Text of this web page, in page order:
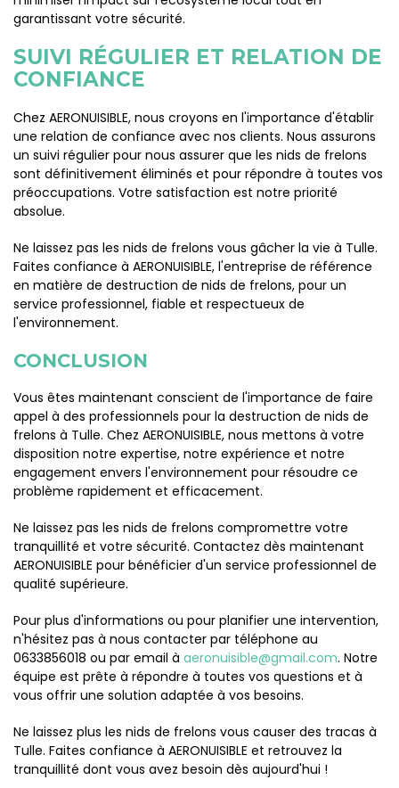
garantissant votre sécurité.
SUIVI RÉGULIER ET RELATION DE
CONFIANCE
Chez AERONUISIBLE, nous croyons en l'importance d'établir
une relation de confiance avec nos clients. Nous assurons
un suivi régulier pour nous assurer que les nids de frelons
sont définitivement éliminés et pour répondre à toutes vos
préoccupations. Votre satisfaction est notre priorité
absolue.
Ne laissez pas les nids de frelons vous gâcher la vie à Tulle.
Faites confiance à AERONUISIBLE, l'entreprise de référence
en matière de destruction de nids de frelons, pour un
service professionnel, fiable et respectueux de
l'environnement.
CONCLUSION
Vous êtes maintenant conscient de l'importance de faire
appel à des professionnels pour la destruction de nids de
frelons à Tulle. Chez AERONUISIBLE, nous mettons à votre
disposition notre expertise, notre expérience et notre
engagement envers l'environnement pour résoudre ce
problème rapidement et efficacement.
Ne laissez pas les nids de frelons compromettre votre
tranquillité et votre sécurité. Contactez dès maintenant
AERONUISIBLE pour bénéficier d'un service professionnel de
qualité supérieure.
Pour plus d'informations ou pour planifier une intervention,
n'hésitez pas à nous contacter par téléphone au
0633856018 ou par email à aeronuisible@gmail.com. Notre
équipe est prête à répondre à toutes vos questions et à
vous offrir une solution adaptée à vos besoins.
Ne laissez plus les nids de frelons vous causer des tracas à
Tulle. Faites confiance à AERONUISIBLE et retrouvez la
tranquillité dont vous avez besoin dès aujourd'hui !